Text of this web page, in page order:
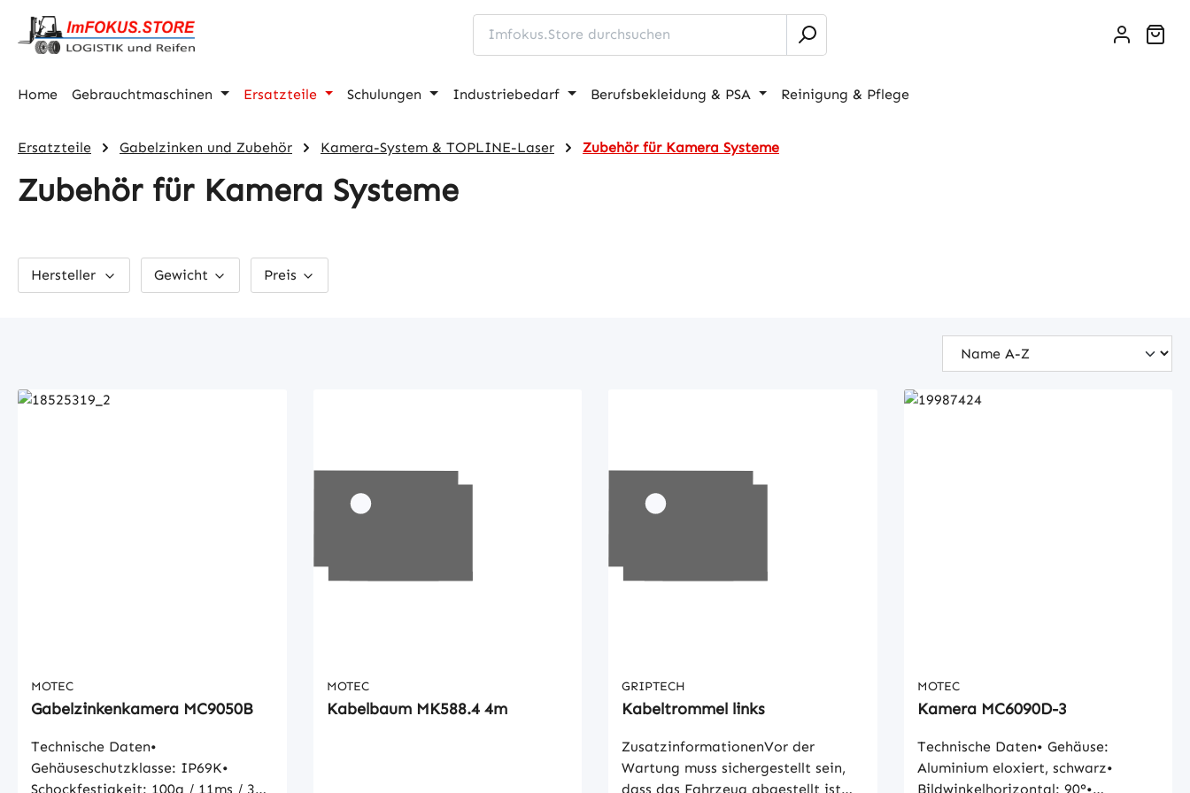
Hauptinhalt springen
Zur Suche springen
Zur Hauptnavigation springen
Home Gebrauchtmaschinen Ersatzteile Schulungen Industriebedarf Berufsbekleidung & PSA Reinigung & Pflege
Ersatzteile Gabelzinken und Zubehör Kamera-System & TOPLINE-Laser Zubehör für Kamera Systeme
Zubehör für Kamera Systeme
Hersteller Gewicht Preis
MOTEC
Gabelzinkenkamera MC9050B
Technische Daten•
Gehäuseschutzklasse: IP69K•
Schockfestigkeit: 100g / 11ms / 3
MOTEC
Kabelbaum MK588.4 4m
GRIPTECH
Kabeltrommel links
ZusatzinformationenVor der
Wartung muss sichergestellt sein,
dass das Fahrzeug abgestellt ist
MOTEC
Kamera MC6090D-3
Technische Daten• Gehäuse:
Aluminium eloxiert, schwarz•
Bildwinkelhorizontal: 90°•